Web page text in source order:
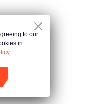
to our
in